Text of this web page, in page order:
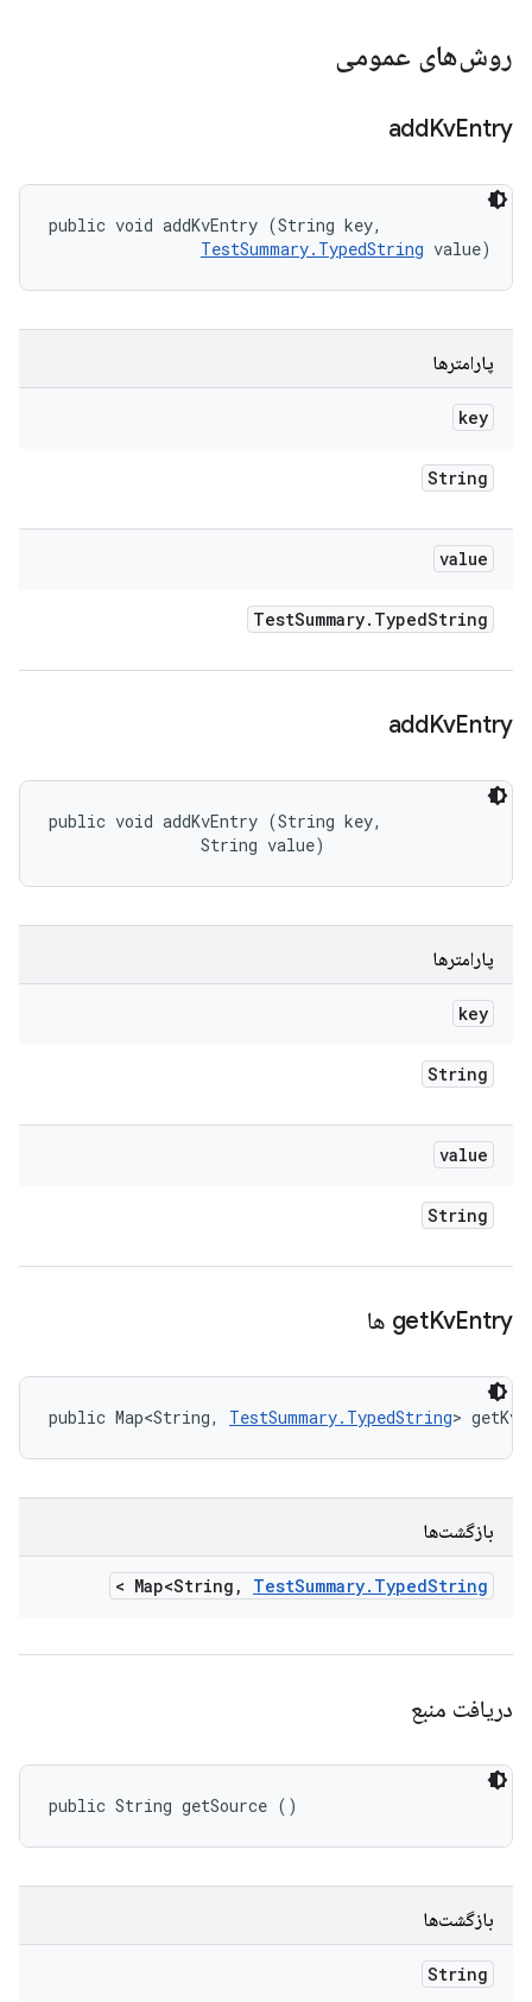
روش‌های عمومی
addKvEntry
public void addKvEntry (String key,
TestSummary.TypedString value)
پارامترها
key
String
value
TestSummary. TypedString
addKvEntry
public void addKvEntry (String key,
                String value)
پارامترها
key
String
value
String
getKvEntry ها
public Map<String, TestSummary.TypedString>
بازگشت‌ها
Map<String , TestSummary. TypedString
>
دریافت منبع
public String getSource ()
بازگشت‌ها
String